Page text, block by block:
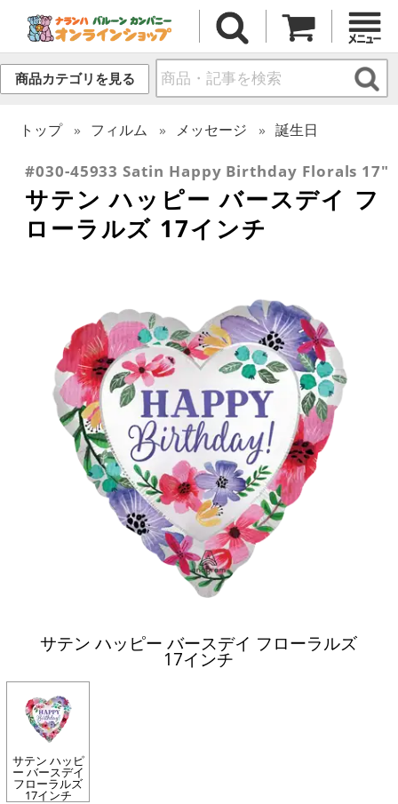
商品カテゴリを見る
トップ フィルム メッセージ 誕生日
#030-45933 Satin Happy Birthday Florals 17"
サテン ハッピー バースデイ フ
ローラルズ 17インチ
サテン ハッピー バースデイ フローラルズ
17インチ
サテン ハッピ
ー バースデイ
フローラルズ
17インチ